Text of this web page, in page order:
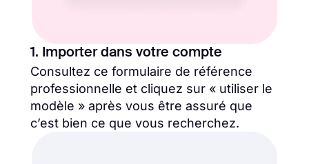
1. Importer dans votre compte
Consultez ce formulaire de référence
professionnelle et cliquez sur « utiliser le
modèle » après vous être assuré que
c’est bien ce que vous recherchez.